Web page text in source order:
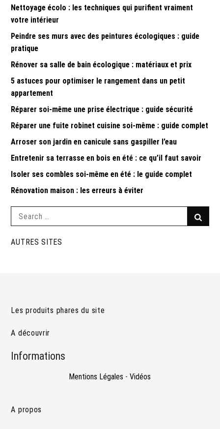
Nettoyage écolo : les techniques qui purifient vraiment
votre intérieur
Peindre ses murs avec des peintures écologiques : guide
pratique
Rénover sa salle de bain écologique : matériaux et prix
5 astuces pour optimiser le rangement dans un petit
appartement
Réparer soi-même une prise électrique : guide sécurité
Réparer une fuite robinet cuisine soi-même : guide complet
Arroser son jardin en canicule sans gaspiller l’eau
Entretenir sa terrasse en bois en été : ce qu’il faut savoir
Isoler ses combles soi-même en été : le guide complet
Rénovation maison : les erreurs à éviter
Search
AUTRES SITES
Les produits phares du site
A découvrir
Informations
Mentions Légales -Vidéos
A propos